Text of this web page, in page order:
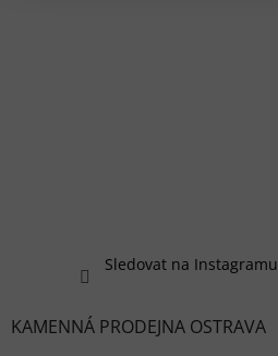
Sledovat na Instagramu
KAMENNÁ PRODEJNA OSTRAVA